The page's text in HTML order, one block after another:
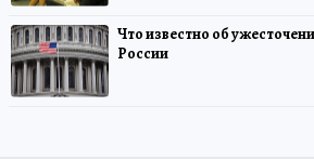
Что известно об
России